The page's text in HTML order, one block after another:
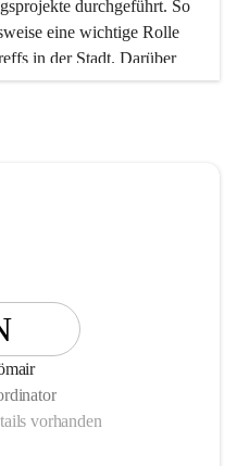
durchgeführt. So
eine wichtige Rolle
in der Stadt. Darüber
und Veranstaltungen in
(Partizipation),
vorhanden